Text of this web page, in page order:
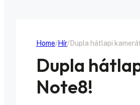
Home Hír Dupla hátlapi
Dupla
Note8!